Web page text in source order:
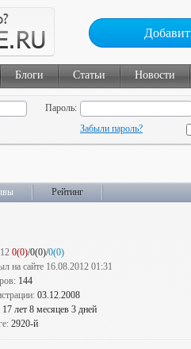
Блоги Статьи Новости
Пароль:
Забыли пароль?
Рейтинг
12 0(0)/0(0)/0(0)
на сайте 16.08.2012 01:31
144
03.12.2008
17 лет 8 месяцев 3 дней
2920-й